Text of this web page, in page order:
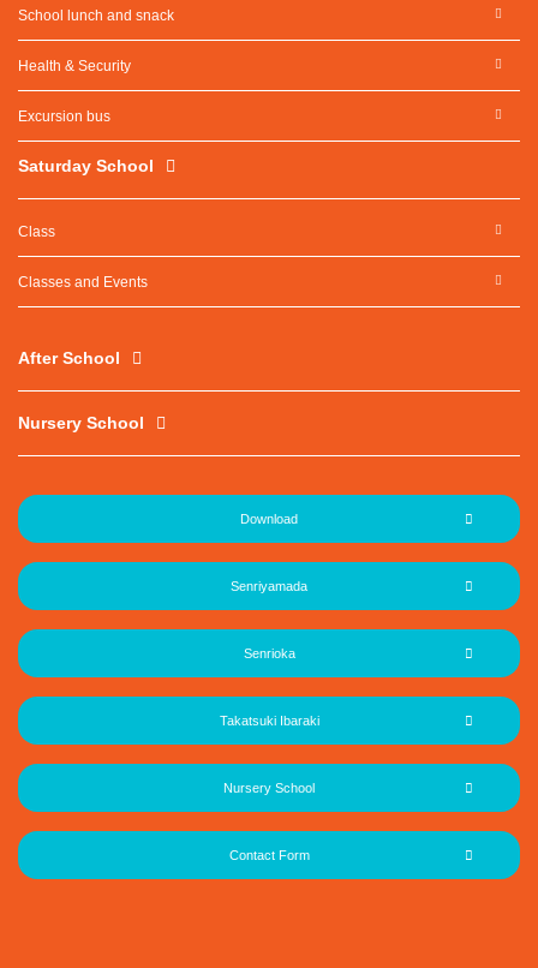
School lunch and snack
Health & Security
Excursion bus
Saturday School
Class
Classes and Events
After School
Nursery School
Download
Senriyamada
Senrioka
Takatsuki Ibaraki
Nursery School
Contact Form